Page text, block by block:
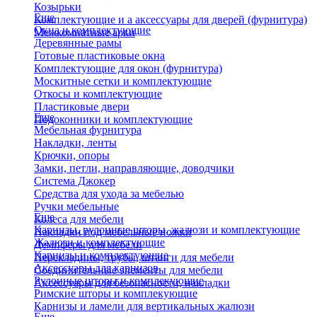
Козырьки
Комплектующие и а аксессуары для дверей (фурнитура)
Межкомнатные арки
Еще
Окна и комплектующие
Деревянные рамы
Готовые пластиковые окна
Комплектующие для окон (фурнитура)
Москитные сетки и комплектующие
Откосы и комплектующие
Пластиковые двери
Подоконники и комплектующие
Еще
Мебельная фурнитура
Накладки, ленты
Крючки, опоры
Замки, петли, направляющие, доводчики
Система Джокер
Средства для ухода за мебелью
Ручки мебельные
Колеса для мебели
Накладки под мебельные ножки
Демпферы для мебели
Перекладины, трубы, штанги для мебели
Соединительные элементы для мебели
Аксессуары для безопасности, накладки
Еще
Карнизы, рулонные шторы, жалюзи и комплектующие
Жалюзи и комплектующие
Карнизы и комплектующие
Аксессуары для карнизов
Рулонные шторы и комплекующие
Римские шторы и комплекующие
Карнизы и ламели для вертикальных жалюзи